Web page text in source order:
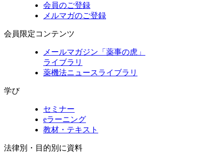
会員のご登録
メルマガのご登録
会員限定コンテンツ
メールマガジン「薬事の虎」
ライブラリ
薬機法ニュースライブラリ
学び
セミナー
eラーニング
教材・テキスト
法律別・目的別に資料